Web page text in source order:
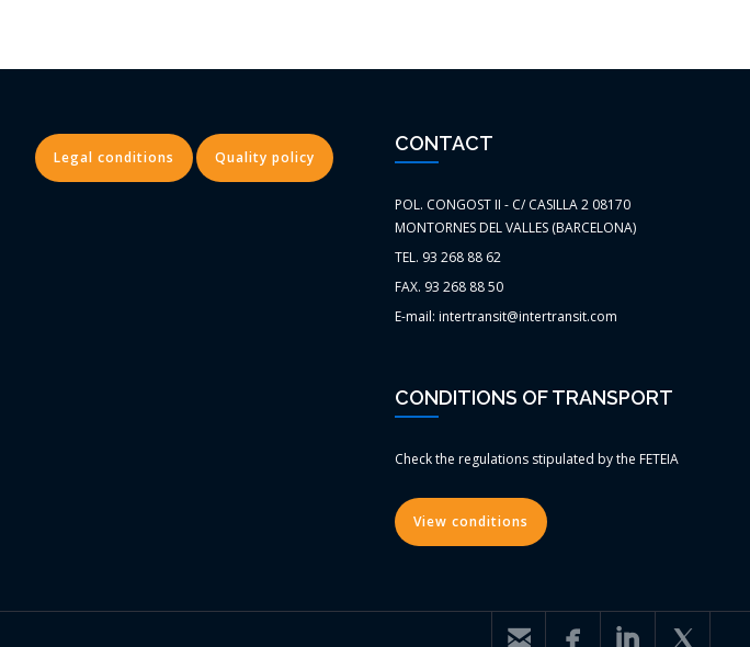
Legal conditions Quality policy
CONTACT
POL. CONGOST II - C/ CASILLA 2 08170
MONTORNES DEL VALLES (BARCELONA)
TEL. 93 268 88 62
FAX. 93 268 88 50
E-mail: intertransit@intertransit.com
CONDITIONS OF TRANSPORT
Check the regulations stipulated by the FETEIA
View conditions